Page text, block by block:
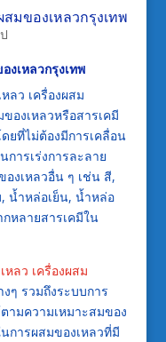
มของเหลวกรุงเทพ
งเหลวกรุงเทพ
ลว เครื่องผสม
องเหลวหรือสารเคมี
ยที่ไม่ต้องมีการเคลื่อน
การเร่งการละลาย
งเหลวอื่น ๆ เช่น สี,
น้ำหล่อเย็น, น้ำหล่อ
หลายสารเคมีใน
หลว เครื่องผสม
ๆ รวมถึงระบบการ
ามความเหมาะสมของ
การผสมของเหลวที่มี